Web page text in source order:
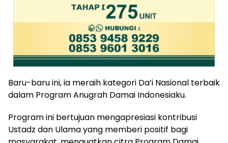
Baru-baru ini, ia meraih kategori Da’i Nasional terbaik
dalam Program Anugrah Damai Indonesiaku.
Program ini bertujuan mengapresiasi kontribusi
Ustadz dan Ulama yang memberi positif bagi